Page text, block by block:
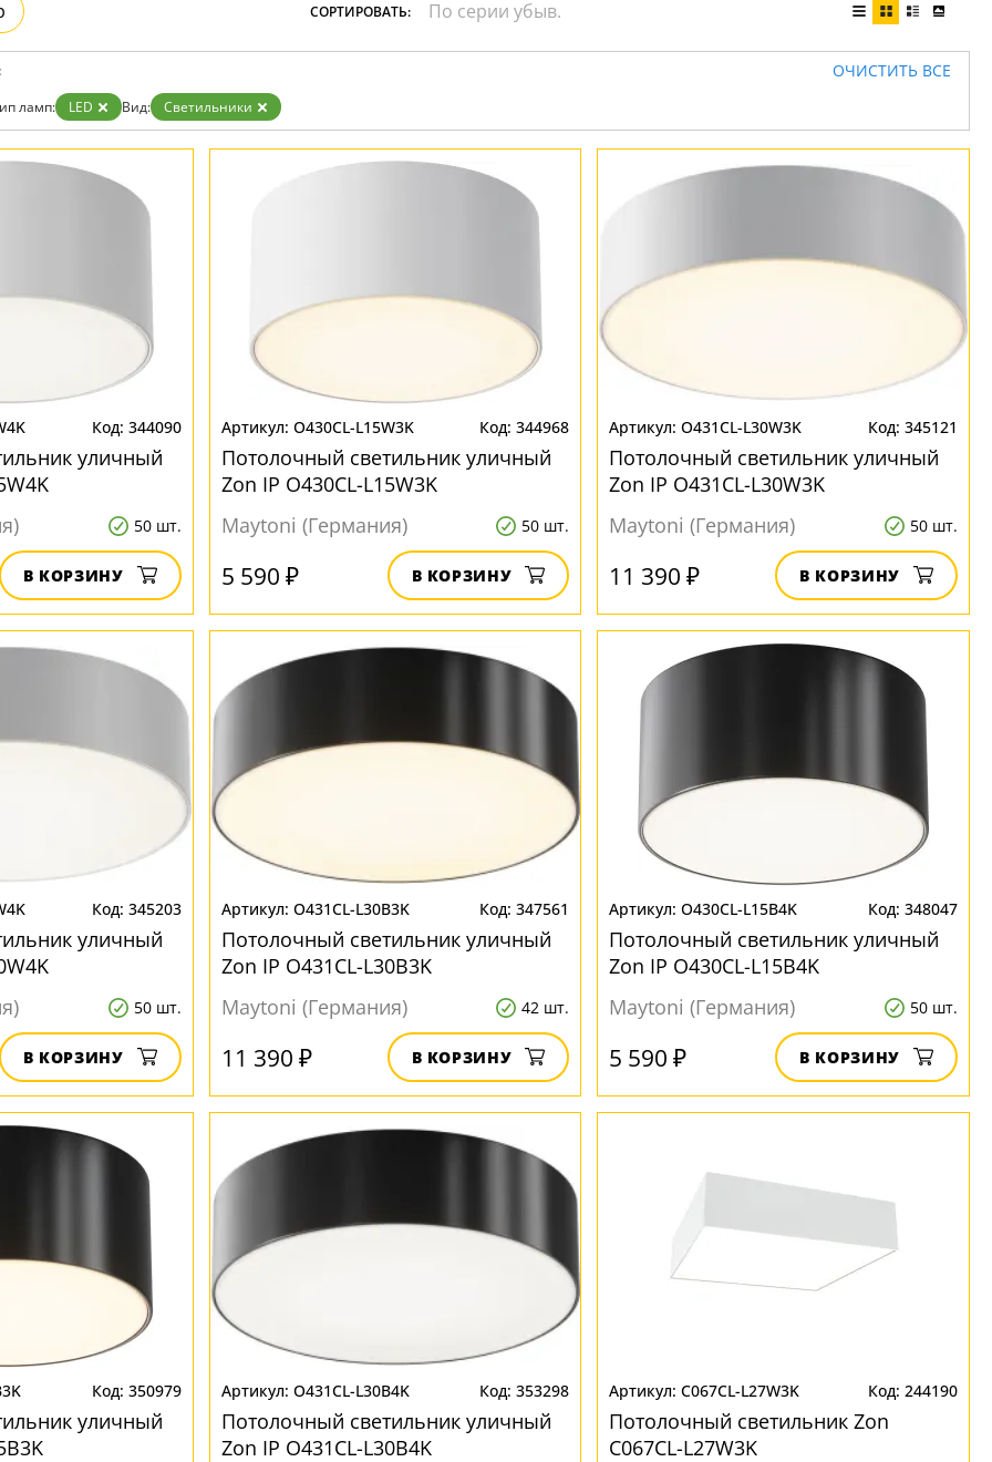
Хром
СОРТИРОВАТЬ:
ОЧИСТИТЬ ВСЕ
ламп: LED Вид: Светильники
344090
уличный
50 шт.
В КОРЗИНУ
O430CL-L15W3K 344968
Потолочный светильник уличный
Zon IP O430CL-L15W3K
Maytoni (Германия)
50 шт.
5 590 ₽ В КОРЗИНУ
O431CL-L30W3K 345121
Потолочный светильник уличный
Zon IP O431CL-L30W3K
Maytoni (Германия)
50 шт.
11 390 ₽ В КОРЗИНУ
345203
уличный
50 шт.
В КОРЗИНУ
O431CL-L30B3K 347561
Потолочный светильник уличный
Zon IP O431CL-L30B3K
Maytoni (Германия)
42 шт.
11 390 ₽ В КОРЗИНУ
O430CL-L15B4K 348047
Потолочный светильник уличный
Zon IP O430CL-L15B4K
Maytoni (Германия)
50 шт.
5 590 ₽ В КОРЗИНУ
350979
уличный
O431CL-L30B4K 353298
Потолочный светильник уличный
Zon IP O431CL-L30B4K
C067CL-L27W3K 244190
Потолочный светильник Zon
C067CL-L27W3K